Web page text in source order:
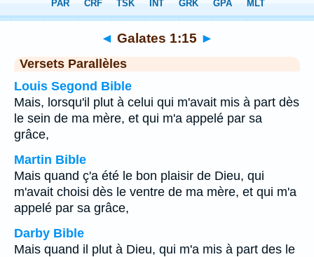
Chapitre 1> Verset 15
◄ Galates 1:15 ►
Versets Parallèles
Louis Segond Bible
Mais, lorsqu'il plut à celui qui m'avait mis à part dès
le sein de ma mère, et qui m'a appelé par sa
grâce,
Martin Bible
Mais quand ç'a été le bon plaisir de Dieu, qui
m'avait choisi dès le ventre de ma mère, et qui m'a
appelé par sa grâce,
Darby Bible
Mais quand il plut à Dieu, qui m'a mis à part des le